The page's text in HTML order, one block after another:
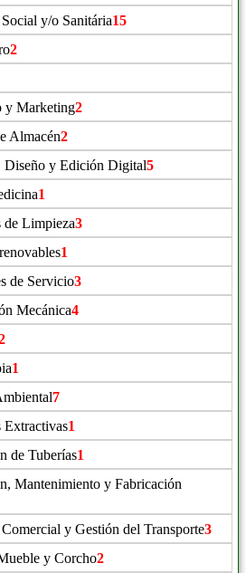
y/o Sanitária15
2
y Marketing2
Almacén2
Diseño y Edición Digital5
1
de Limpieza3
1
de Servicio3
Mecánica4
1
7
Extractivas1
de Tuberías1
Mantenimiento y Fabricación
y Gestión del Transporte3
y Corcho2